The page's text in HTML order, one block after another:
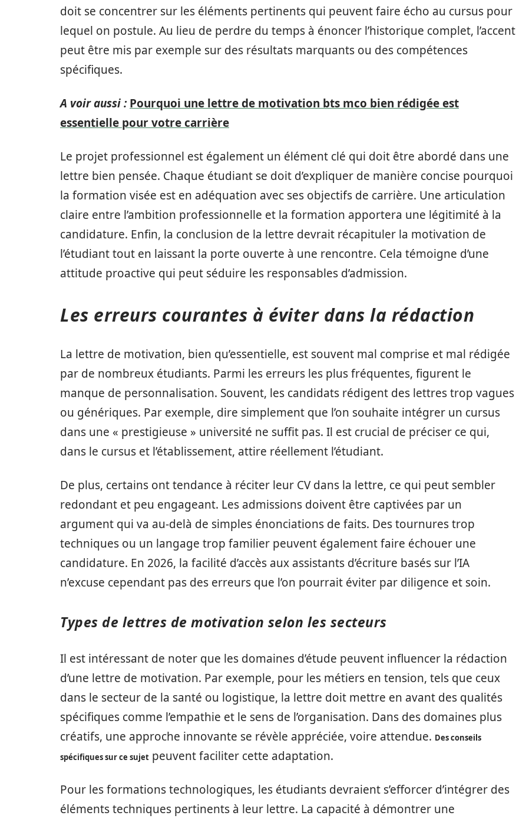
doit se concentrer sur les éléments pertinents qui peuvent faire écho au cursus pour
lequel on postule. Au lieu de perdre du temps à énoncer l’historique complet, l’accent
peut être mis par exemple sur des résultats marquants ou des compétences
spécifiques.
A voir aussi : Pourquoi une lettre de motivation bts mco bien rédigée est
essentielle pour votre carrière
Le projet professionnel est également un élément clé qui doit être abordé dans une
lettre bien pensée. Chaque étudiant se doit d’expliquer de manière concise pourquoi
la formation visée est en adéquation avec ses objectifs de carrière. Une articulation
claire entre l’ambition professionnelle et la formation apportera une légitimité à la
candidature. Enfin, la conclusion de la lettre devrait récapituler la motivation de
l’étudiant tout en laissant la porte ouverte à une rencontre. Cela témoigne d’une
attitude proactive qui peut séduire les responsables d’admission.
Les erreurs courantes à éviter dans la rédaction
La lettre de motivation, bien qu’essentielle, est souvent mal comprise et mal rédigée
par de nombreux étudiants. Parmi les erreurs les plus fréquentes, figurent le
manque de personnalisation. Souvent, les candidats rédigent des lettres trop vagues
ou génériques. Par exemple, dire simplement que l’on souhaite intégrer un cursus
dans une « prestigieuse » université ne suffit pas. Il est crucial de préciser ce qui,
dans le cursus et l’établissement, attire réellement l’étudiant.
De plus, certains ont tendance à réciter leur CV dans la lettre, ce qui peut sembler
redondant et peu engageant. Les admissions doivent être captivées par un
argument qui va au-delà de simples énonciations de faits. Des tournures trop
techniques ou un langage trop familier peuvent également faire échouer une
candidature. En 2026, la facilité d’accès aux assistants d’écriture basés sur l’IA
n’excuse cependant pas des erreurs que l’on pourrait éviter par diligence et soin.
Types de lettres de motivation selon les secteurs
Il est intéressant de noter que les domaines d’étude peuvent influencer la rédaction
d’une lettre de motivation. Par exemple, pour les métiers en tension, tels que ceux
dans le secteur de la santé ou logistique, la lettre doit mettre en avant des qualités
spécifiques comme l’empathie et le sens de l’organisation. Dans des domaines plus
créatifs, une approche innovante se révèle appréciée, voire attendue. Des conseils
spécifiques sur ce sujet peuvent faciliter cette adaptation.
Pour les formations technologiques, les étudiants devraient s’efforcer d’intégrer des
éléments techniques pertinents à leur lettre. La capacité à démontrer une